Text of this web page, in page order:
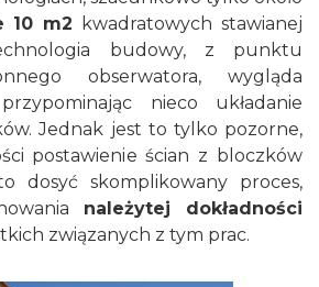
10 m2 kwadratowych stawianej
budowy, z punktu
obserwatora, wygląda
nieco układanie
Jednak jest to tylko pozorne,
postawienie ścian z bloczków
dosyć skomplikowany proces,
należytej dokładności
związanych z tym prac.